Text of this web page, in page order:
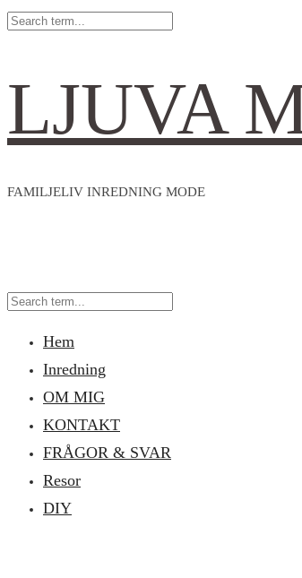
LJUVA
FAMILJELIV INREDNING MODE
Hem
Inredning
OM MIG
KONTAKT
FRÅGOR & SVAR
Resor
DIY